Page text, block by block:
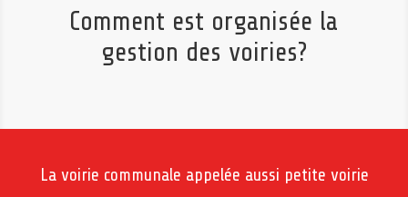
Comment est organisée la
gestion des voiries?
La voirie communale appelée aussi petite voirie